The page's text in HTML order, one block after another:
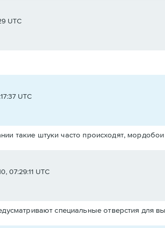
UTC
UTC
такие штуки часто происходят,
07:29:11 UTC
специальные отверстия для